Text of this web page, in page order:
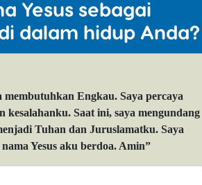
Yesus sebagai
dalam hidup Anda?
membutuhkan Engkau. Saya percaya
kesalahanku. Saat ini, saya mengundang
Tuhan dan Juruslamatku. Saya
Yesus aku berdoa. Amin”